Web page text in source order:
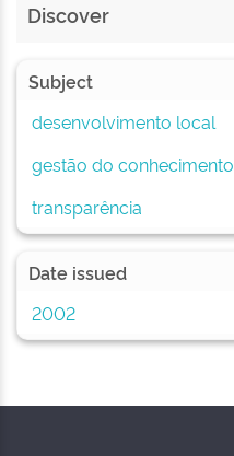
Discover
Subject
desenvolvimento local
gestão do conhecimento
transparência
Date issued
2002